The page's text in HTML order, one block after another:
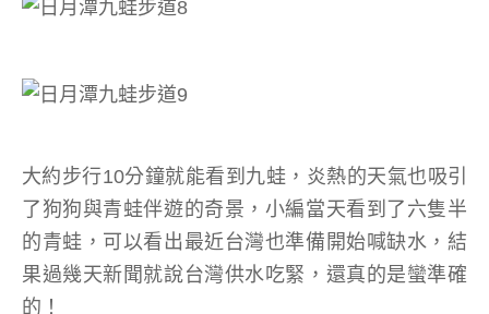
大約步行10分鐘就能看到九蛙，炎熱的天氣也吸引
了狗狗與青蛙伴遊的奇景，小編當天看到了六隻半
的青蛙，可以看出最近台灣也準備開始喊缺水，結
果過幾天新聞就說台灣供水吃緊，還真的是蠻準確
的！